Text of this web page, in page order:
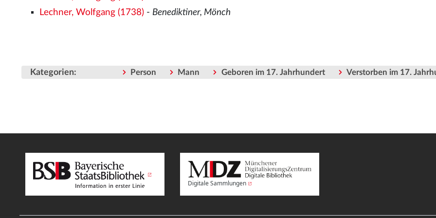
Lechner, Wolfgang (1738) - Benediktiner, Mönch
Kategorien: Person Mann Geboren im 17. Jahrhundert Verstorben im 17.
Digitale Sammlungen